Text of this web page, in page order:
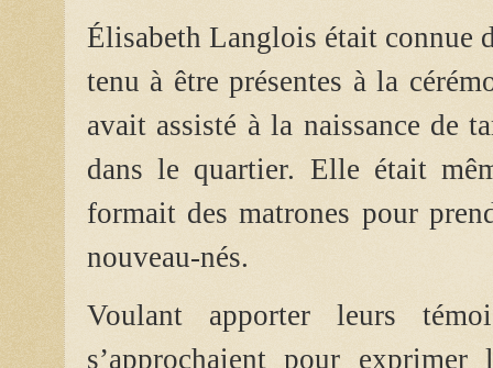
Élisabeth Langlois était connue
tenu à être présentes à la
avait assisté à la naissance de
dans le quartier. Elle était
formait des matrones pour
nouveau-nés.
Voulant apporter leurs
s’approchaient pour exprimer